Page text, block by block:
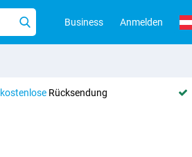
Business Anmelden
kostenloseRücksendung